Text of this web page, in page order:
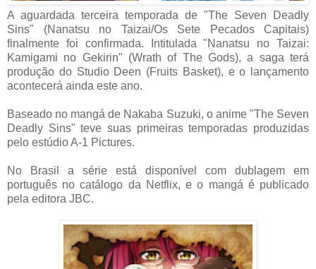
A aguardada terceira temporada de "The Seven Deadly
Sins" (Nanatsu no Taizai/Os Sete Pecados Capitais)
finalmente foi confirmada. Intitulada "Nanatsu no Taizai:
Kamigami no Gekirin" (Wrath of The Gods), a saga terá
produção do Studio Deen (Fruits Basket), e o lançamento
acontecerá ainda este ano.
Baseado no mangá de Nakaba Suzuki, o anime "The Seven
Deadly Sins" teve suas primeiras temporadas produzidas
pelo estúdio A-1 Pictures.
No Brasil a série está disponível com dublagem em
português no catálogo da Netflix, e o mangá é publicado
pela editora JBC.